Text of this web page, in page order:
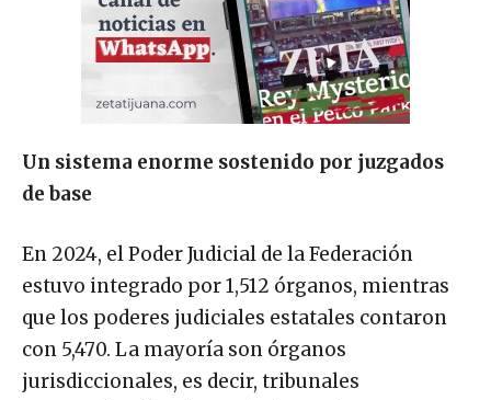
Un sistema enorme sostenido por juzgados
de base
En 2024, el Poder Judicial de la Federación
estuvo integrado por 1,512 órganos, mientras
que los poderes judiciales estatales contaron
con 5,470. La mayoría son órganos
jurisdiccionales, es decir, tribunales